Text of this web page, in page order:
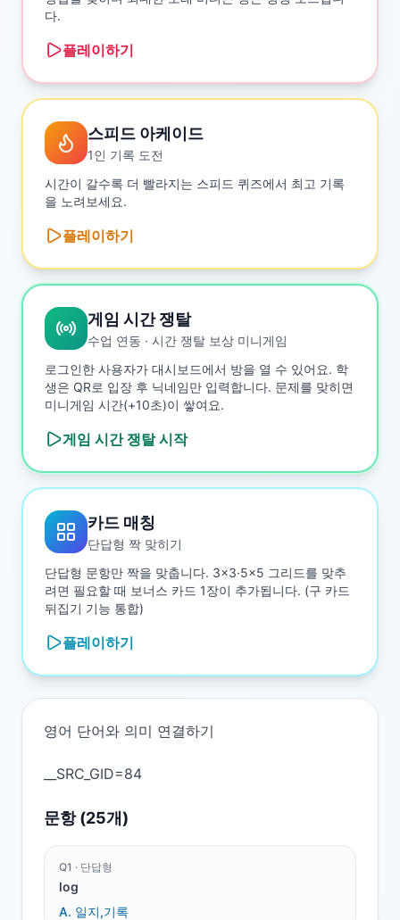
다.
플레이하기
스피드 아케이드
1인 기록 도전
시간이 갈수록 더 빨라지는 스피드 퀴즈에서 최고 기록
을 노려보세요.
플레이하기
게임 시간 쟁탈
수업 연동 · 시간 쟁탈 보상 미니게임
로그인한 사용자가 대시보드에서 방을 열 수 있어요. 학
생은 QR로 입장 후 닉네임만 입력합니다. 문제를 맞히면
미니게임 시간(+10초)이 쌓여요.
게임 시간 쟁탈시작
카드 매칭
단답형 짝 맞히기
단답형 문항만 짝을 맞춥니다. 3×3·5×5 그리드를 맞추
려면 필요할 때 보너스 카드 1장이 추가됩니다. (구 카드
뒤집기 기능 통합)
플레이하기
영어 단어와 의미 연결하기
문항 (25개)
Q1 · 단답형
log
A. 일지,기록